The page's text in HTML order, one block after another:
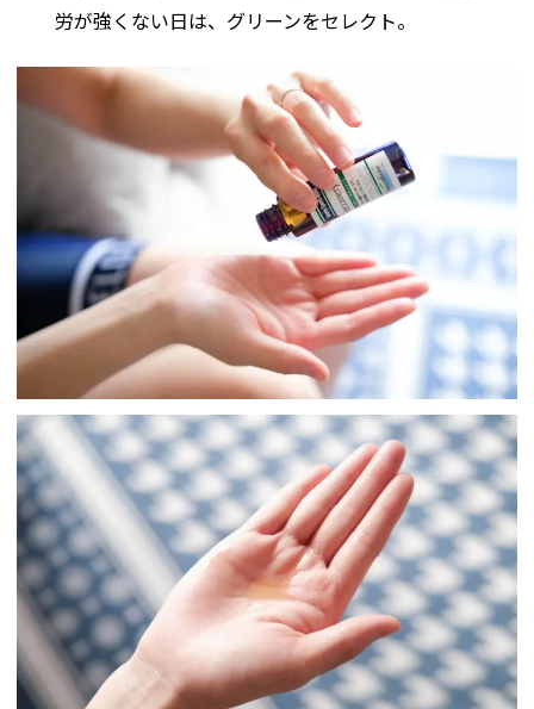
労が強くない日は、グリーンをセレクト。